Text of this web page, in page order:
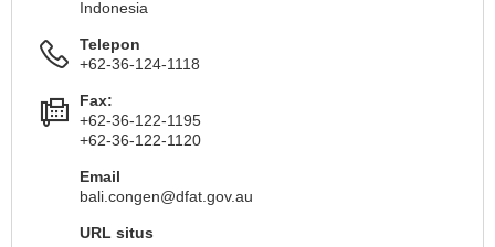
Indonesia
Telepon
+62-36-124-1118
Fax:
+62-36-122-1195
+62-36-122-1120
Email
bali.congen@dfat.gov.au
URL situs